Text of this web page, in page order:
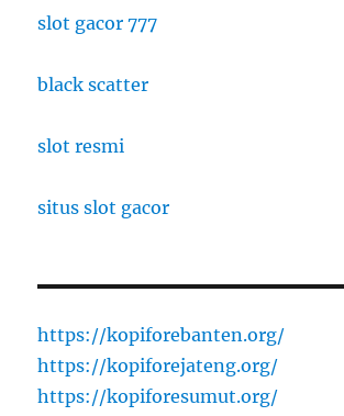
slot gacor 777
black scatter
slot resmi
situs slot gacor
https://kopiforebanten.org/
https://kopiforejateng.org/
https://kopiforesumut.org/